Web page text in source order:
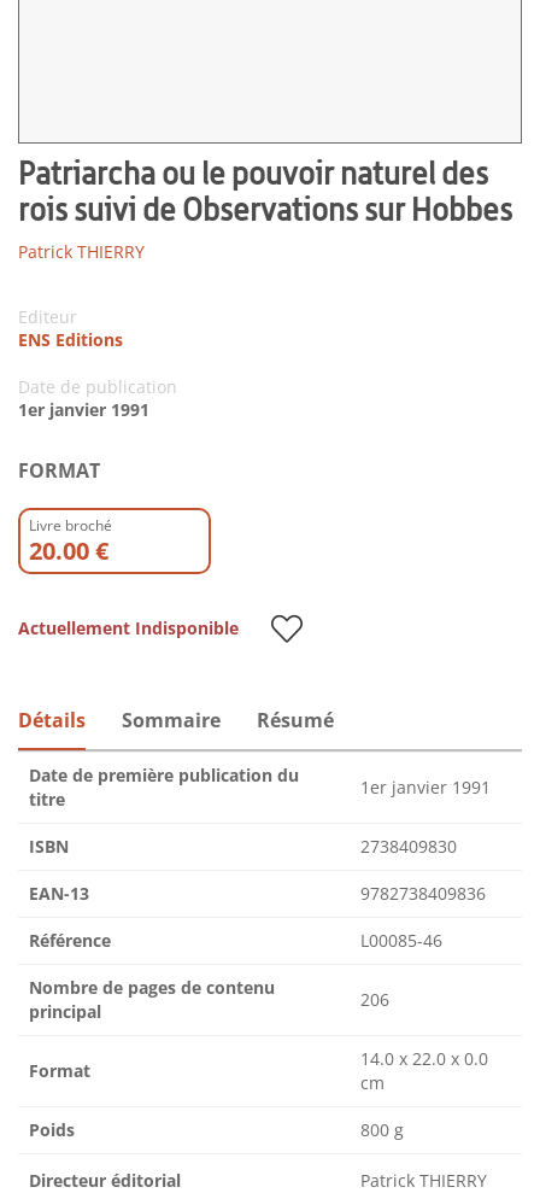
Patriarcha ou le pouvoir naturel des
rois suivi de Observations sur Hobbes
Patrick THIERRY
Editeur
ENS Editions
Date de publication
1er janvier 1991
FORMAT
Livre broché
20.00 €
Actuellement Indisponible
Détails Sommaire Résumé
Date de première publication du
titre
1er janvier 1991
ISBN 2738409830
EAN-13 9782738409836
Référence L00085-46
Nombre de pages de contenu
principal
206
Format
14.0 x 22.0 x 0.0
cm
Poids 800 g
Directeur éditorial Patrick THIERRY